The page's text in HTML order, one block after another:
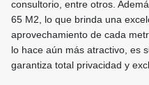
consultorio, entre otros.
65 M2, lo que brinda una
aprovechamiento de cada
lo hace aún más atractivo, es
garantiza total privacidad y